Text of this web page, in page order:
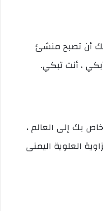
أن تصبح منشئ
بك إلى العالم ،
العلوية اليمنى